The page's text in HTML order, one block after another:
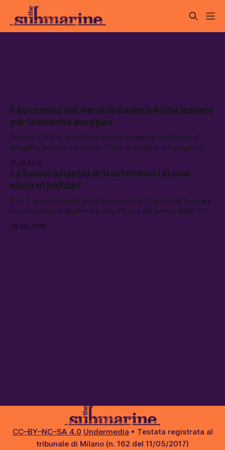
Il successo dei Verdi in Baviera è una lezione
per la sinistra europea
Questo è Hello, World!, la nostra rassegna mattiniera di
attualità, cultura e internet. Tutte le mattine, un pugno di
15 ott 2018
La Baviera rischia di trasformarsi in uno
stato di polizia?
Con il pretesto della lotta al terrorismo, il governo federale
bavarese vuole approvare una riforma dei poteri delle forze
26 apr 2018
CC–BY–NC–SA 4.0 Undermedia • Testata registrata al
tribunale di Milano (n. 162 del 11/05/2017)